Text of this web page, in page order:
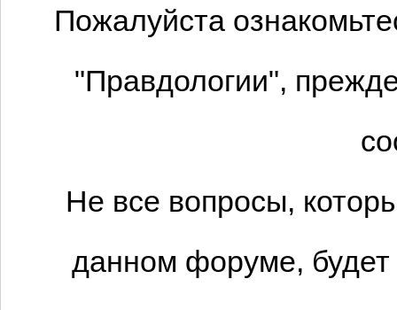
Пожалуйста
"Правдологии",
Не все вопросы,
данном форуме,